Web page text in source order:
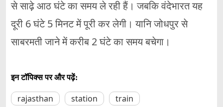
से साढ़े आठ घंटे का समय ले रही हैं। जबकि वंदेभारत यह
दूरी 6 घंटे 5 मिनट में पूरी कर लेगी। यानि जोधपुर से
साबरमती जाने में करीब 2 घंटे का समय बचेगा।
इन टॉपिक्स पर और पढ़ें:
rajasthan station train